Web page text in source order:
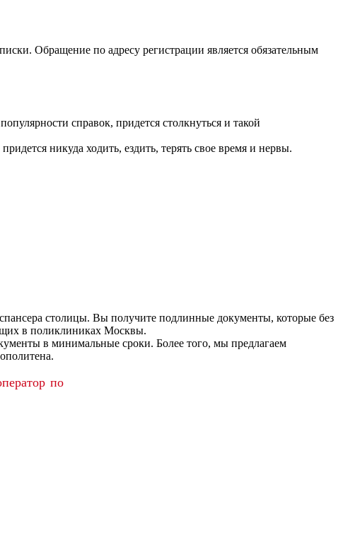
Обращение по адресу регистрации является обязательным
справок, придется столкнуться и такой
никуда ходить, ездить, терять свое время и нервы.
столицы. Вы получите подлинные документы, которые без
в поликлиниках Москвы.
в минимальные сроки. Более того, мы предлагаем
по